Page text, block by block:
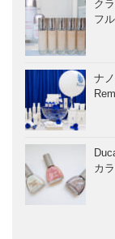
フ
ナ
カ